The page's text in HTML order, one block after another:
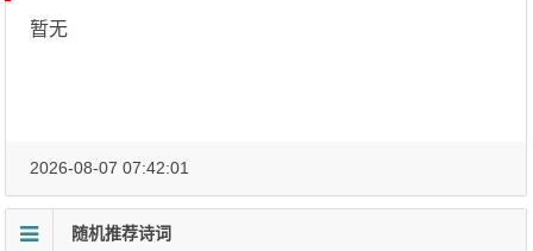
暂无
2026-08-07 07:42:01
随机推荐诗词